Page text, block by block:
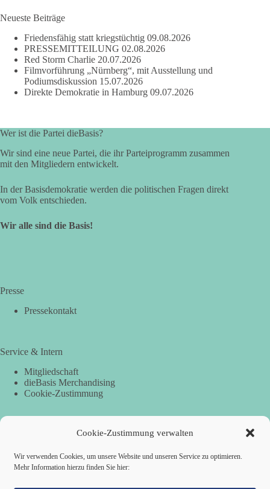
Cookie-Zustimmung verwalten
Wir verwenden Cookies, um unsere Website und unseren Service zu optimieren.
Mehr Information hierzu finden Sie hier:
Neueste Beiträge
Friedensfähig statt kriegstüchtig 09.08.2026
PRESSEMITTEILUNG 02.08.2026
Red Storm Charlie 20.07.2026
Filmvorführung „Nürnberg“, mit Ausstellung und
Podiumsdiskussion 15.07.2026
Direkte Demokratie in Hamburg 09.07.2026
Wer ist die Partei dieBasis?
Wir sind eine neue Partei, die ihr Parteiprogramm zusammen
mit den Mitgliedern entwickelt.
In der Basisdemokratie werden die politischen Fragen direkt
vom Volk entschieden.
Wir alle sind die Basis!
Presse
Pressekontakt
Service & Intern
Mitgliedschaft
dieBasis Merchandising
Cookie-Zustimmung
Per Banküberweisung: